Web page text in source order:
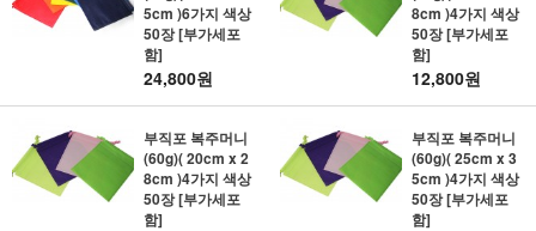
5cm )6가지 색상
50장 [부가세포
함]
24,800원
8cm )4가지 색상
50장 [부가세포
함]
12,800원
부직포 복주머니
(60g)( 20cm x 2
8cm )4가지 색상
50장 [부가세포
함]
부직포 복주머니
(60g)( 25cm x 3
5cm )4가지 색상
50장 [부가세포
함]